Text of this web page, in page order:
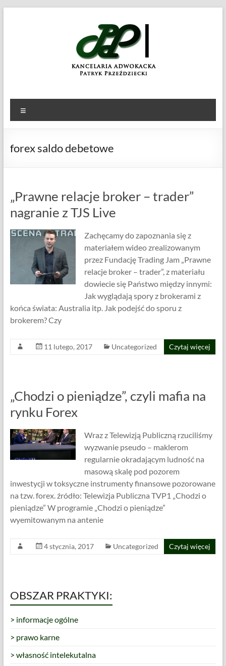
KANCELARIA
ADWOKACKA
forex saldo debetowe
„Prawne relacje broker – trader”
nagranie z TJS Live
Zachęcamy do zapoznania się z
materiałem wideo zrealizowanym
przez Fundację Trading Jam „Prawne
relacje broker – trader”, z materiału
dowiecie się Państwo między innymi:
Jak wyglądają spory z brokerami z
końca świata: Australia itp. Jak podejść do sporu z
brokerem? Czy
11 lutego, 2017 Uncategorized Czytaj więcej
„Chodzi o pieniądze”, czyli mafia na
rynku Forex
Wraz z Telewizją Publiczną rzuciliśmy
wyzwanie pseudo – maklerom
regularnie okradającym ludność na
masową skalę pod pozorem
inwestycji w toksyczne instrumenty finansowe pozorowane
na tzw. forex. źródło: Telewizja Publiczna TVP1 „Chodzi o
pieniądze” W programie „Chodzi o pieniądze”
wyemitowanym na antenie
4 stycznia, 2017 Uncategorized Czytaj więcej
OBSZAR PRAKTYKI:
> informacje ogólne
> prawo karne
> własność intelekutalna